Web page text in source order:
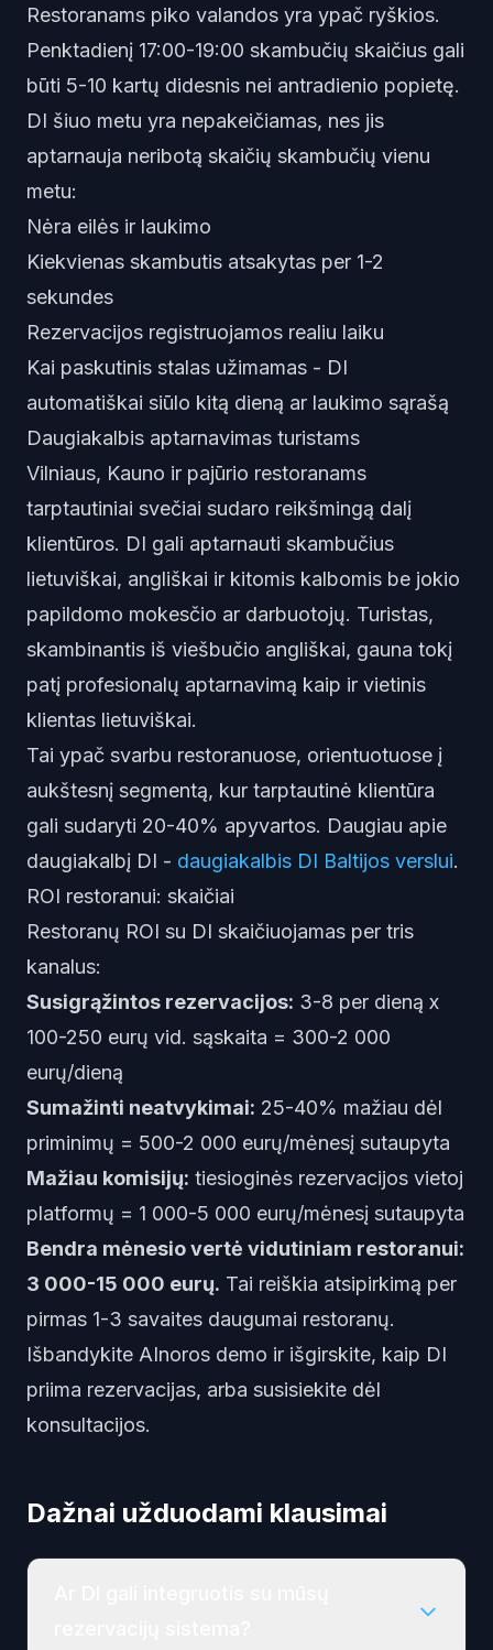
Restoranams piko valandos yra ypač ryškios.
Penktadienį 17:00-19:00 skambučių skaičius gali
būti 5-10 kartų didesnis nei antradienio popietę.
DI šiuo metu yra nepakeičiamas, nes jis
aptarnauja neribotą skaičių skambučių vienu
metu:
Nėra eilės ir laukimo
Kiekvienas skambutis atsakytas per 1-2
sekundes
Rezervacijos registruojamos realiu laiku
Kai paskutinis stalas užimamas - DI
automatiškai siūlo kitą dieną ar laukimo sąrašą
Daugiakalbis aptarnavimas turistams
Vilniaus, Kauno ir pajūrio restoranams
tarptautiniai svečiai sudaro reikšmingą dalį
klientūros. DI gali aptarnauti skambučius
lietuviškai, angliškai ir kitomis kalbomis be jokio
papildomo mokesčio ar darbuotojų. Turistas,
skambinantis iš viešbučio angliškai, gauna tokį
patį profesionalų aptarnavimą kaip ir vietinis
klientas lietuviškai.
Tai ypač svarbu restoranuose, orientuotuose į
aukštesnį segmentą, kur tarptautinė klientūra
gali sudaryti 20-40% apyvartos. Daugiau apie
daugiakalbį DI - daugiakalbis DI Baltijos verslui.
ROI restoranui: skaičiai
Restoranų ROI su DI skaičiuojamas per tris
kanalus:
Susigrąžintos rezervacijos: 3-8 per dieną x
100-250 eurų vid. sąskaita = 300-2 000
eurų/dieną
Sumažinti neatvykimai: 25-40% mažiau dėl
priminimų = 500-2 000 eurų/mėnesį sutaupyta
Mažiau komisijų: tiesioginės rezervacijos vietoj
platformų = 1 000-5 000 eurų/mėnesį sutaupyta
Bendra mėnesio vertė vidutiniam restoranui:
3 000-15 000 eurų. Tai reiškia atsipirkimą per
pirmas 1-3 savaites daugumai restoranų.
Išbandykite AInoros demo ir išgirskite, kaip DI
priima rezervacijas, arba susisiekite dėl
konsultacijos.
Dažnai užduodami klausimai